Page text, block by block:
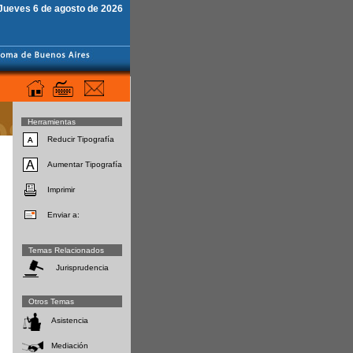
6 de agosto de 2026
Herramientas
Reducir Tipografía
Aumentar Tipografía
Imprimir
Enviar a:
Temas Relacionados
Jurisprudencia
Otros Temas
Asistencia
Mediación